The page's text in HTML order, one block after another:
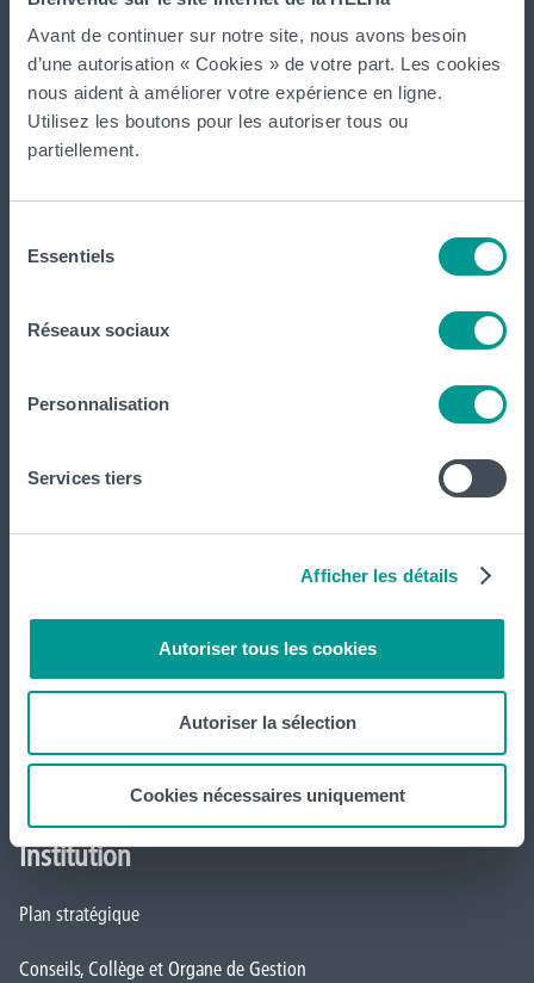
Avant de continuer sur notre site, nous avons besoin
d’une autorisation « Cookies » de votre part. Les cookies
nous aident à améliorer votre expérience en ligne.
Utilisez les boutons pour les autoriser tous ou
partiellement.
Essentiels
Réseaux sociaux
Personnalisation
Services tiers
Afficher les détails
Autoriser tous les cookies
Autoriser la sélection
Cookies nécessaires uniquement
formations réparties sur
Braine-le-Comte Charleroi Gilly
Gosselies, La Louvière, Leuze-en-Hainaut Louvain-la-Neuve
Loverval,Mons ,Montignies-sur-Sambre,Mouscronet
Tournai ( Frinoise,Écorcherie,Quai des Salines).
Tout voir
Inscriptions
Campus Charleroi
Actualités
Formation continue et recherche
Mobilité internationale
Institution
Plan stratégique
Conseils, Collège et Organe de Gestion